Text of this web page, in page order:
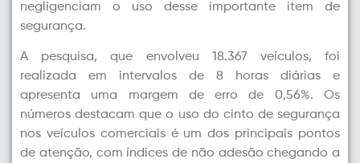
negligenciam o uso desse importante item de
segurança.
A pesquisa, que envolveu 18.367 veículos, foi
realizada em intervalos de 8 horas diárias e
apresenta uma margem de erro de 0,56%. Os
números destacam que o uso do cinto de segurança
nos veículos comerciais é um dos principais pontos
de atenção, com índices de não adesão chegando a